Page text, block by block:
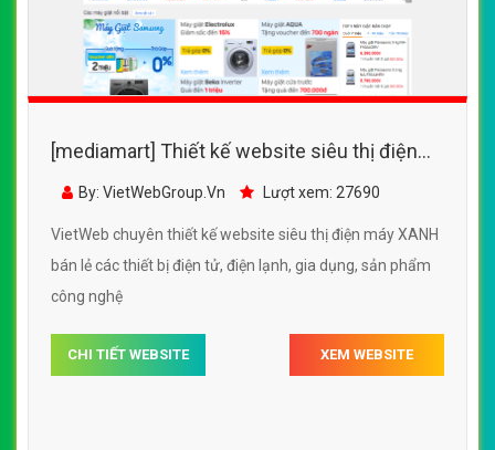
[mediamart] Thiết kế website siêu thị điện
máy XANH đẹp SEO nhanh hiệu quả
By: VietWebGroup.Vn Lượt xem: 27690
VietWeb chuyên thiết kế website siêu thị điện máy XANH
bán lẻ các thiết bị điện tử, điện lạnh, gia dụng, sản phẩm
công nghệ
CHI TIẾT WEBSITE XEM WEBSITE